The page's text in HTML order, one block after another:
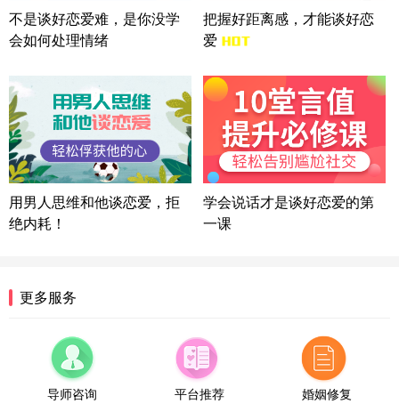
微信用户 困困魚? 通过此页面咨询，已获得专属情感
方案
陕西-西安 139****6283
浙江-宁波 150****8921
28分钟前
微信用户 逆光下的微笑 通过此页面咨询，已获得专
属情感方案
湖南-长沙 187****3359
18分钟前
微信用户 超 通过此页面咨询，已获得专属情感方案
福建-厦门 159****4462
辽宁-大连 176****2843
39分钟前
微信用户 H-孙志远-上海 通过此页面咨询，已获得专
属情感方案
不是谈好恋爱难，是你没学
会如何处理情绪
把握好距离感，才能谈好恋
爱
用男人思维和他谈恋爱，拒
绝内耗！
学会说话才是谈好恋爱的第
一课
更多服务
导师咨询 平台推荐 婚姻修复